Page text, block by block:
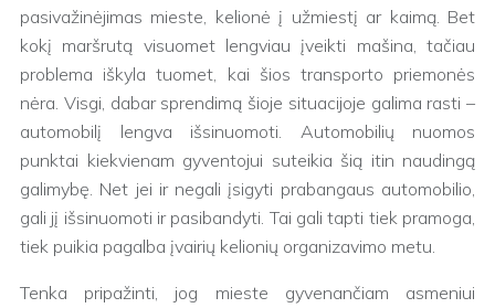
pasivažinėjimas mieste, kelionė į užmiestį ar kaimą. Bet
kokį maršrutą visuomet lengviau įveikti mašina, tačiau
problema iškyla tuomet, kai šios transporto priemonės
nėra. Visgi, dabar sprendimą šioje situacijoje galima rasti –
automobilį lengva išsinuomoti. Automobilių nuomos
punktai kiekvienam gyventojui suteikia šią itin naudingą
galimybę. Net jei ir negali įsigyti prabangaus automobilio,
gali jį išsinuomoti ir pasibandyti. Tai gali tapti tiek pramoga,
tiek puikia pagalba įvairių kelionių organizavimo metu.
Tenka pripažinti, jog mieste gyvenančiam asmeniui